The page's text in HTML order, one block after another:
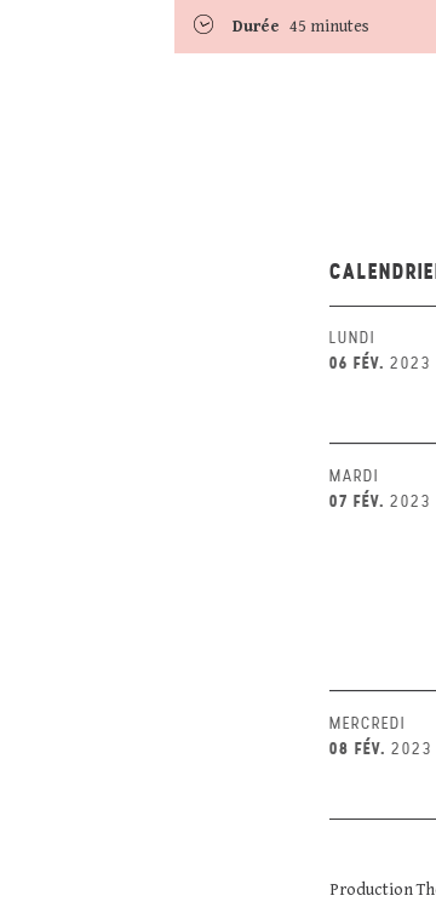
Durée 45 minutes
LUNDI
06 FÉV. 2023
MARDI
07 FÉV. 2023
MERCREDI
08 FÉV. 2023
Production